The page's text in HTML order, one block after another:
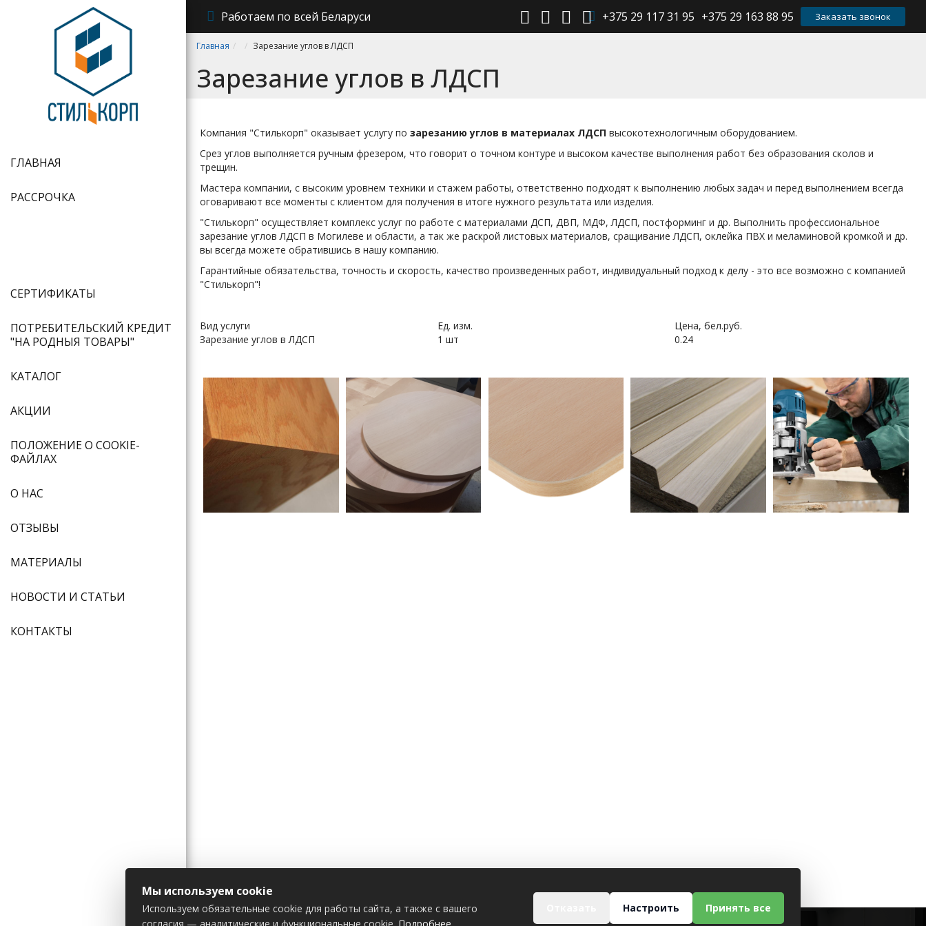
ГЛАВНАЯ
РАССРОЧКА
СЕРТИФИКАТЫ
ПОТРЕБИТЕЛЬСКИЙ КРЕДИТ
"НА РОДНЫЯ ТОВАРЫ"
КАТАЛОГ
АКЦИИ
ПОЛОЖЕНИЕ О COOKIE-
ФАЙЛАХ
О НАС
ОТЗЫВЫ
МАТЕРИАЛЫ
НОВОСТИ И СТАТЬИ
КОНТАКТЫ
Работаем по всей Беларуси Заказать звонок
+375 29 163 88 95
+375 29 117 31 95
Главная Зарезание углов в ЛДСП
Зарезание углов в ЛДСП
Компания "Стилькорп" оказывает услугу по зарезанию углов в материалах ЛДСП высокотехнологичным оборудованием.
Срез углов выполняется ручным фрезером, что говорит о точном контуре и высоком качестве выполнения работ без образования сколов и
трещин.
Мастера компании, с высоким уровнем техники и стажем работы, ответственно подходят к выполнению любых задач и перед выполнением всегда
оговаривают все моменты с клиентом для получения в итоге нужного результата или изделия.
"Стилькорп" осуществляет комплекс услуг по работе с материалами ДСП, ДВП, МДФ, ЛДСП, постформинг и др. Выполнить профессиональное
зарезание углов ЛДСП в Могилеве и области, а так же раскрой листовых материалов, сращивание ЛДСП, оклейка ПВХ и меламиновой кромкой и др.
вы всегда можете обратившись в нашу компанию.
Гарантийные обязательства, точность и скорость, качество произведенных работ, индивидуальный подход к делу - это все возможно с компанией
"Стилькорп"!
Вид услуги Ед. изм.
Цена, бел.руб.
Зарезание углов в ЛДСП
1 шт 0.24
Мы используем cookie
Используем обязательные cookie для работы сайта, а также с вашего
Настроить Принять все